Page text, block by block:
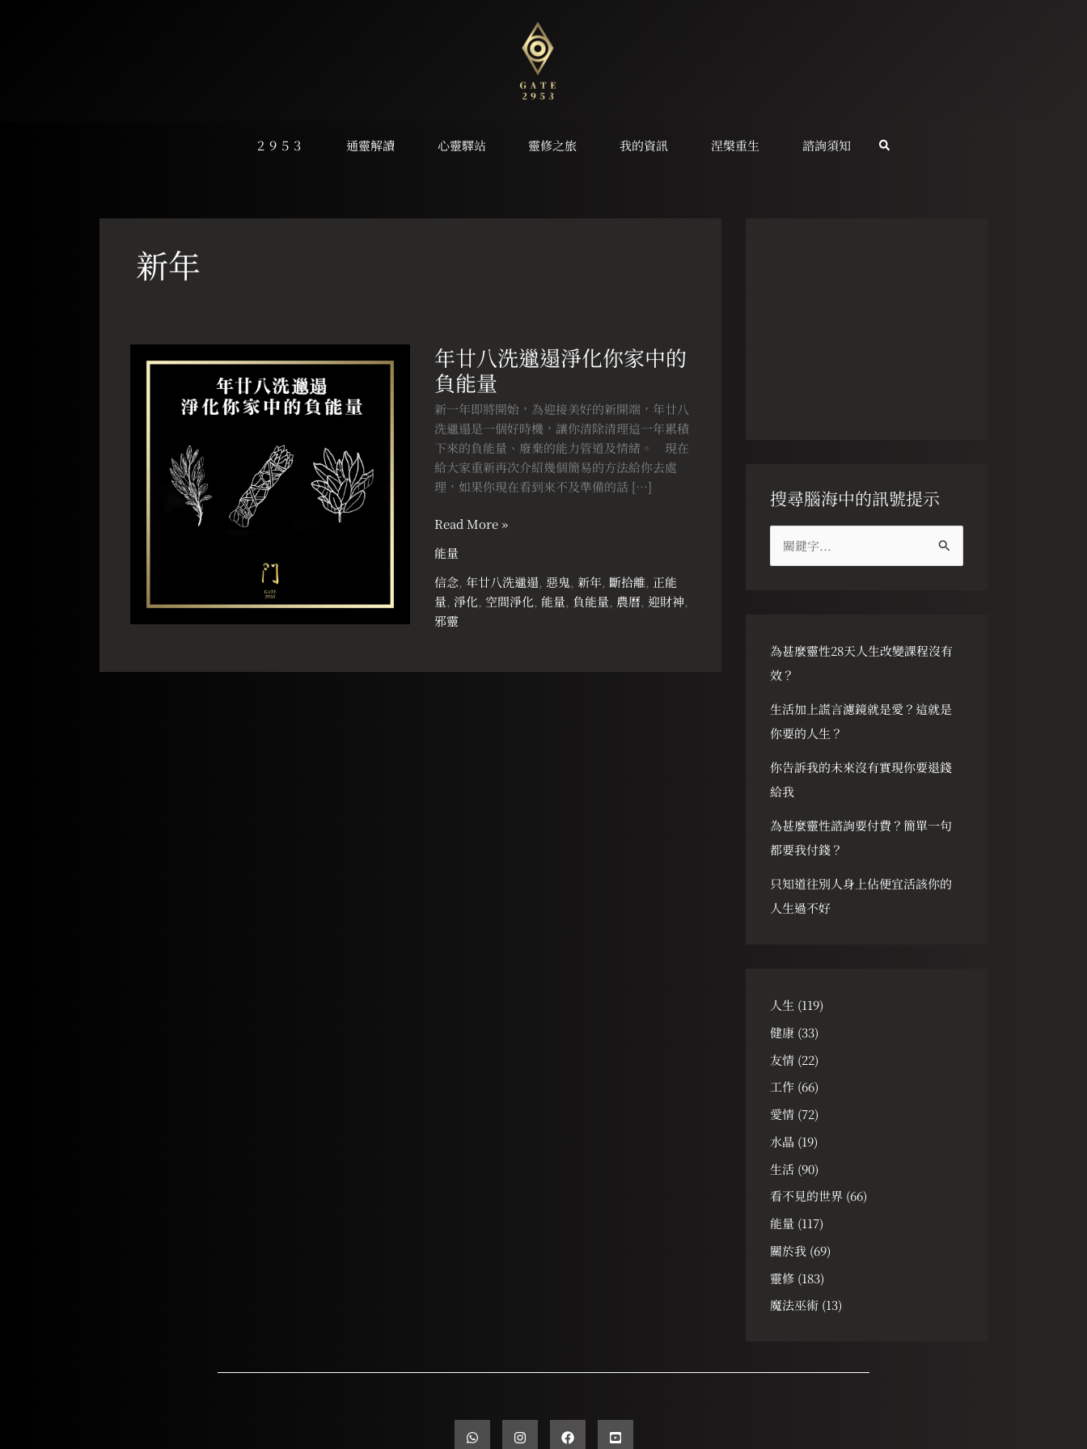
２９５３ 通靈解讀 心靈驛站 靈修之旅 我的資訊 涅槃重生 諮詢須知
新年
年廿八洗邋遢淨化你家中的
負能量
新一年即將開始，為迎接美好的新開端，年廿八
洗邋遢是一個好時機，讓你清除清理這一年累積
下來的負能量、廢棄的能力管道及情緒。⠀ 現在
給大家重新再次介紹幾個簡易的方法給你去處
理，如果你現在看到來不及準備的話 […]
八
洗
邋
遢
淨
化
你
家
中
負
能
量
Read More »
能量
信念,年廿八洗邋遢, 惡鬼, 新年, 斷拾離, 正能
量, 淨化, 空間淨化, 能量, 負能量, 農曆, 迎財神,
邪靈
搜尋腦海中的訊號提示
字
:
為甚麼靈性28天人生改變課程沒有
效？
生活加上謊言濾鏡就是愛？這就是
你要的人生？
你告訴我的未來沒有實現你要退錢
給我
為甚麼靈性諮詢要付費？簡單一句
都要我付錢？
只知道往別人身上佔便宜活該你的
人生過不好
人生 (119)
健康(33)
友情(22)
工作(66)
愛情(72)
水晶 (19)
生活(90)
看不見的世界(66)
能量 (117)
關於我(69)
靈修(183)
魔法巫術(13)